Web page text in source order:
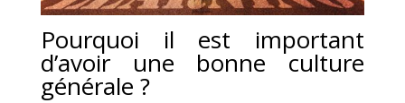
Pourquoi il est important
d’avoir une bonne culture
générale ?